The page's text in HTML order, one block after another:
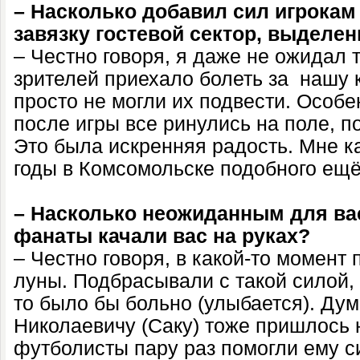
– Насколько добавил сил
завязку гостевой сектор,
– Честно говоря, я даже не ожидал
зрителей приехало болеть за нашу
просто не могли их подвести.
после игры все ринулись на поле,
Это была искренняя радость. Мне
годы в Комсомольске подобного
– Насколько неожиданным для
фанаты качали вас на руках?
– Честно говоря, в какой-то момент
луны. Подбрасывали с такой
то было бы больно (улыбается).
Николаевичу (Саку) тоже пришлось
футболисты пару раз помогли ему